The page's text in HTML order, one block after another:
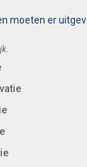
moeten er